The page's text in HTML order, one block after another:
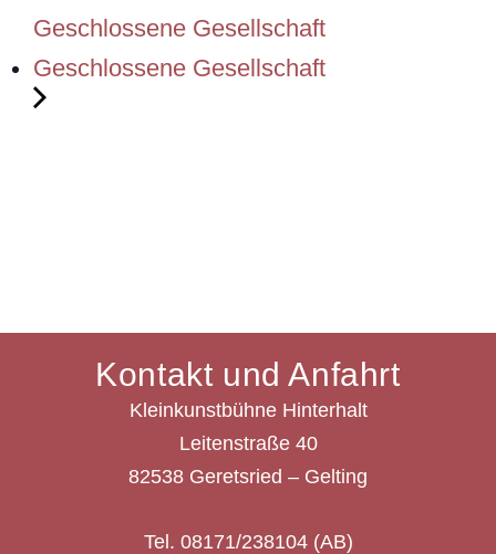
Geschlossene Gesellschaft
Geschlossene Gesellschaft
Kontakt und Anfahrt
Kleinkunstbühne Hinterhalt
Leitenstraße 40
82538 Geretsried – Gelting
Tel. 08171/238104 (AB)